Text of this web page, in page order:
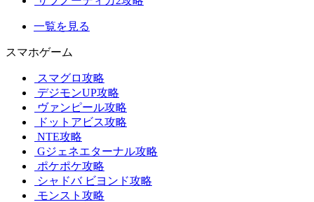
一覧を見る
スマホゲーム
スマグロ攻略
デジモンUP攻略
ヴァンピール攻略
ドットアビス攻略
NTE攻略
Gジェネエターナル攻略
ポケポケ攻略
シャドバ ビヨンド攻略
モンスト攻略